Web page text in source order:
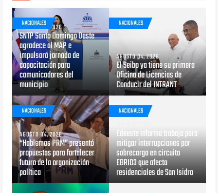
NACIONALES
AGOSTO 05, 2026
SNTP Santo Domingo Oeste
agradece al MAP e
impulsará jornada de
capacitación para
comunicadores del
municipio
NACIONALES
AGOSTO 04, 2026
El Seibo ya tiene su primera
Oficina de Licencias de
Conducir del INTRANT
NACIONALES
AGOSTO 04, 2026
“Hablemos PRM” presentó
propuestas para fortalecer
futuro de la organización
política
NACIONALES
Edeeste informa trabaja para
mitigar interrupciones por
sobrecarga en circuito
EBRI03 que afecta
residenciales de San Isidro